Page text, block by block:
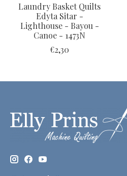
Laundry Basket Quilts
Edyta Sitar -
Lighthouse - Bayou -
Canoe - 1473N
€2,30